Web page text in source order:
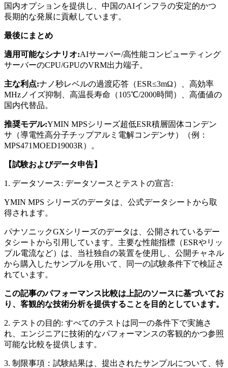
国内オプションを提供し、中国のAIインフラの安定的かつ
長期的な発展に貢献しています。
最後にまとめ
適用可能なシナリオ:AIサーバー/高性能コンピューティング
サーバーのCPU/GPUのVRM出力端子。
主な利点:ナノ秒レベルの過渡応答（ESR≤3mΩ）、高効率
MHzノイズ抑制、高温長寿命（105℃/2000時間）、高価値の
国内代替品。
推奨モデル:YMIN MPSシリーズ超低ESR積層固体コンデン
サ（導電性高分子チップアルミ電解コンデンサ）（例：
MPS471MOED19003R）。
【試験およびデータ申告】
1. データソース: データソースとテストの宣言:
YMIN MPS シリーズのデータ​​は、公式データシートから取
得されます。
パナソニックGXシリーズのデータ​​は、公開されているデー
タシートから引用しています。主要な性能指標（ESRやリッ
プル電流など）は、当社独自の装置を使用し、公開チャネル
から購入したサンプルを用いて、同一の試験条件下で検証さ
れています。
この記事のパフォーマンス比較は上記のソースに基づいてお
り、客観的な技術分析を提供することを目的としています。
2. テストの目的: すべてのテストは同一の条件下で実施さ
れ、エンジニアに技術的なパフォーマンスの客観的かつ参照
可能な比較を提供します。
3. 制限事項：試験結果は、提出されたサンプルについて、特